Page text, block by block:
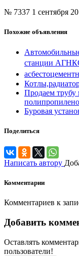
№ 7337 1 сентября
Похожие объявления
станции
Продаем трубу
Буровая
Поделиться
Написать автору
Комментарии
Комментариев к
Добавить
Оставлять
пользователи!